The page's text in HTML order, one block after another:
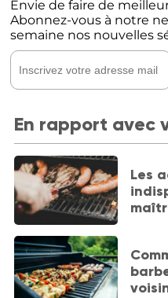
Envie de faire de
Abonnez-vous à notre
semaine nos nouvelles
En rapport avec
Les